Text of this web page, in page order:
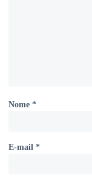
Nome *
E-mail *